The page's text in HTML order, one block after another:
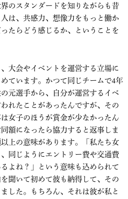
のスタンダードを知りながらも昔
は、共感力、想像力をもっと働か
たらどう感じるか、ということを
大会やイベントを運営する立場に
ています。かつて同じチームで4年
元選手から、自分が運営するイベ
れたことがあったんですが、その
女子のほうが賞金が少なかったん
額になったら協力すると返事しま
上の意味があります。「私たち女
同じようにエントリー費や交通費
よね？」という意味も込められて
聞いて初めて彼も納得して、その
した。もちろん、それは彼が私と